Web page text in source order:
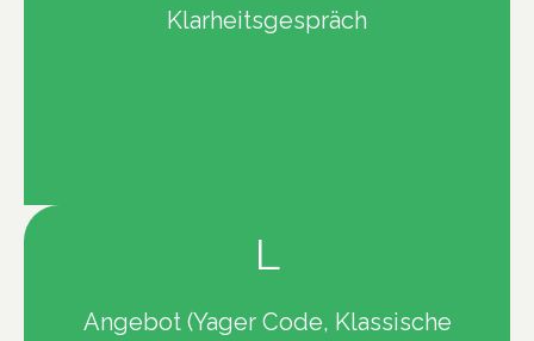
Klarheitsgespräch
L
Angebot (Yager Code, Klassische